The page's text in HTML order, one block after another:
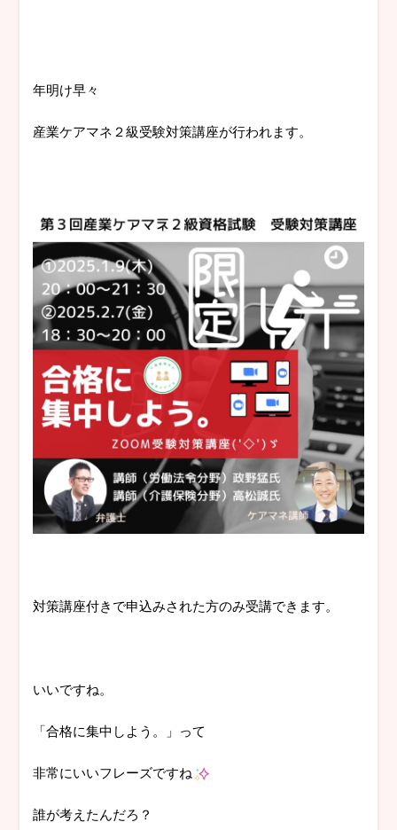
年明け早々
産業ケアマネ２級受験対策講座が行われます。
対策講座付きで申込みされた方のみ受講できます。
いいですね。
「合格に集中しよう。」って
非常にいいフレーズですね
誰が考えたんだろ？